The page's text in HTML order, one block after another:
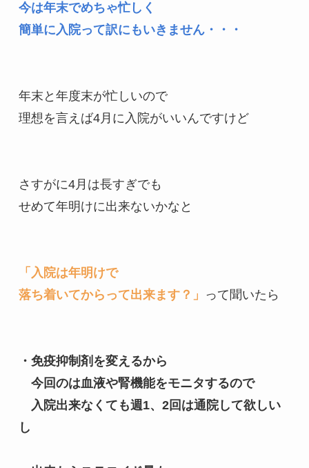
今は年末でめちゃ忙しく
年末と年度末が忙しいので
理想を言えば4月に入院がいいんですけど
さすがに4月は長すぎでも
せめて年明けに出来ないかなと
「入院は年明けで
落ち着いてからって出来ます？」 って聞いたら
・免疫抑制剤を変えるから
今回のは血液や腎機能をモニタするので
入院出来なくても週1、2回は通院して欲しい
し